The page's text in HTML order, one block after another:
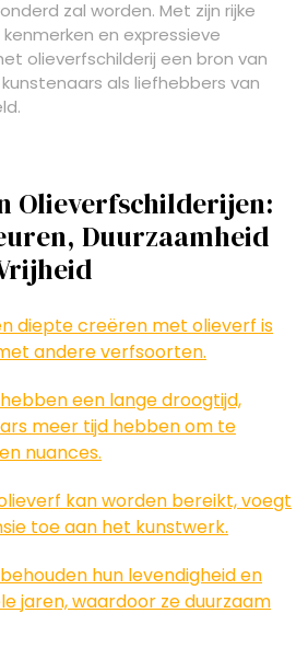
zal worden. Met zijn rijke
en expressieve
olieverfschilderij een bron van
als liefhebbers van
Olieverfschilderijen:
Duurzaamheid
diepte creëren met olieverf is
andere verfsoorten.
een lange droogtijd,
meer tijd hebben om te
nuances.
kan worden bereikt, voegt
toe aan het kunstwerk.
hun levendigheid en
jaren, waardoor ze duurzaam